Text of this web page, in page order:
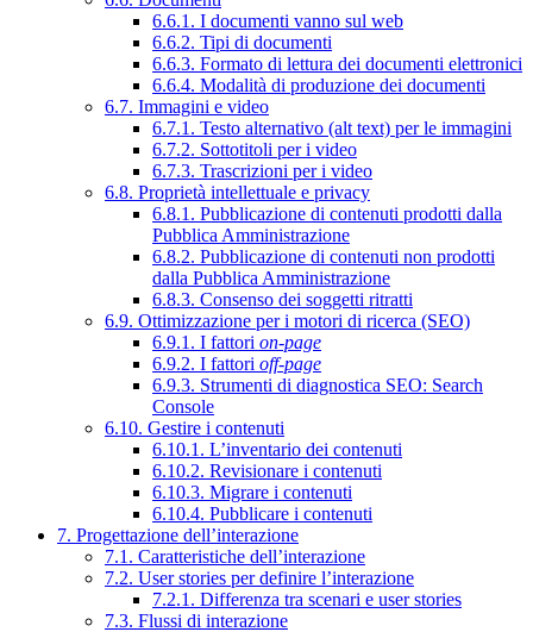
6.6.1. I documenti vanno sul web
6.6.2. Tipi di documenti
6.6.3. Formato di lettura dei documenti elettronici
6.6.4. Modalità di produzione dei documenti
6.7. Immagini e video
6.7.1. Testo alternativo (alt text) per le immagini
6.7.2. Sottotitoli per i video
6.7.3. Trascrizioni per i video
6.8. Proprietà intellettuale e privacy
6.8.1. Pubblicazione di contenuti prodotti dalla
Pubblica Amministrazione
6.8.2. Pubblicazione di contenuti non prodotti
dalla Pubblica Amministrazione
6.8.3. Consenso dei soggetti ritratti
6.9. Ottimizzazione per i motori di ricerca (SEO)
6.9.1. I fattori on-page
6.9.2. I fattori off-page
6.9.3. Strumenti di diagnostica SEO: Search
Console
6.10. Gestire i contenuti
6.10.1. L’inventario dei contenuti
6.10.2. Revisionare i contenuti
6.10.3. Migrare i contenuti
6.10.4. Pubblicare i contenuti
7. Progettazione dell’interazione
7.1. Caratteristiche dell’interazione
7.2. User stories per definire l’interazione
7.2.1. Differenza tra scenari e user stories
7.3. Flussi di interazione